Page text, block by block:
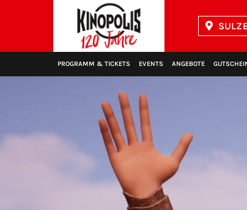
PROGRAMM & TICKETS EVENTS ANGEBOTE